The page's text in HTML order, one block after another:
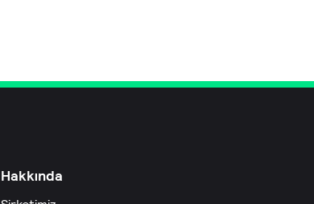
Hakkında